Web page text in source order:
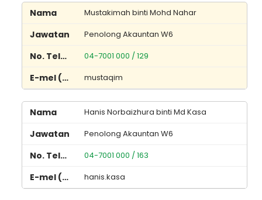
Mustakimah binti Mohd Nahar
Penolong Akauntan W6
04-7001 000 / 129
mustaqim
Hanis Norbaizhura binti Md Kasa
Penolong Akauntan W6
04-7001 000 / 163
hanis.kasa